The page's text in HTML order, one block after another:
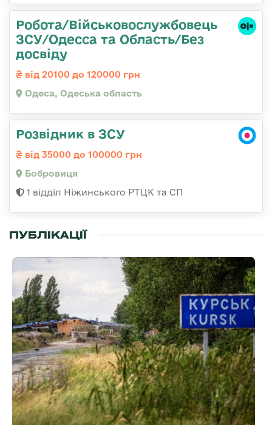
Робота/Військовослужбовець
ЗСУ/Одесса та Область/Без
досвіду
від 20100 до 120000 грн
Одеса, Одеська область
Розвідник в ЗСУ
від 35000 до 100000 грн
Бобровиця
1 відділ Ніжинського РТЦК та СП
ПУБЛІКАЦІЇ